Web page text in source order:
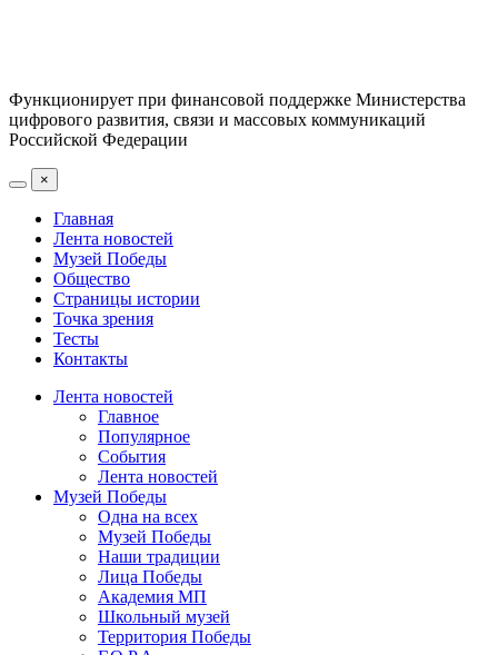
Функционирует при финансовой поддержке Министерства
цифрового развития, связи и массовых коммуникаций
Российской Федерации
×
Главная
Лента новостей
Музей Победы
Общество
Страницы истории
Точка зрения
Тесты
Контакты
Лента новостей
Главное
Популярное
События
Лента новостей
Музей Победы
Одна на всех
Музей Победы
Наши традиции
Лица Победы
Академия МП
Школьный музей
Территория Победы